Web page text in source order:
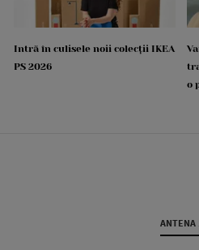
Intră în culisele noii colecții IKEA
PS 2026
o
ANTENA